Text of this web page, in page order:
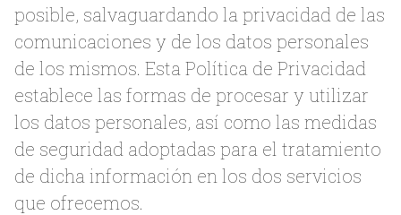
posible, salvaguardando la privacidad de las
comunicaciones y de los datos personales
de los mismos. Esta Política de Privacidad
establece las formas de procesar y utilizar
los datos personales, así como las medidas
de seguridad adoptadas para el tratamiento
de dicha información en los dos servicios
que ofrecemos.